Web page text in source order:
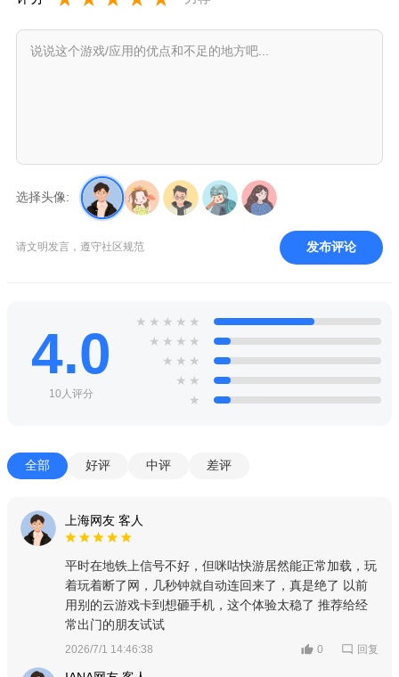
选择头像:
请文明发言，遵守社区规范 发布评论
4.0
10人评分
★ ★ ★ ★ ★
★ ★ ★ ★
★ ★ ★
★ ★
★
全部 好评 中评 差评
上海网友 客人
平时在地铁上信号不好，但咪咕快游居然能正常加载，玩
着玩着断了网，几秒钟就自动连回来了，真是绝了 以前
用别的云游戏卡到想砸手机，这个体验太稳了 推荐给经
常出门的朋友试试
2026/7/1 14:46:38 0 回复